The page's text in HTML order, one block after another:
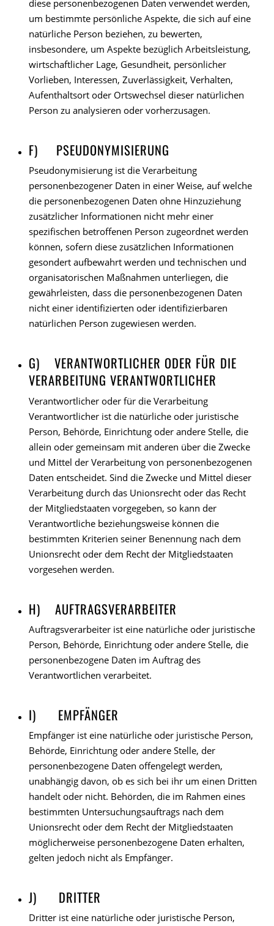
diese personenbezogenen Daten verwendet werden,
um bestimmte persönliche Aspekte, die sich auf eine
natürliche Person beziehen, zu bewerten,
insbesondere, um Aspekte bezüglich Arbeitsleistung,
wirtschaftlicher Lage, Gesundheit, persönlicher
Vorlieben, Interessen, Zuverlässigkeit, Verhalten,
Aufenthaltsort oder Ortswechsel dieser natürlichen
Person zu analysieren oder vorherzusagen.
F) PSEUDONYMISIERUNG
Pseudonymisierung ist die Verarbeitung
personenbezogener Daten in einer Weise, auf welche
die personenbezogenen Daten ohne Hinzuziehung
zusätzlicher Informationen nicht mehr einer
spezifischen betroffenen Person zugeordnet werden
können, sofern diese zusätzlichen Informationen
gesondert aufbewahrt werden und technischen und
organisatorischen Maßnahmen unterliegen, die
gewährleisten, dass die personenbezogenen Daten
nicht einer identifizierten oder identifizierbaren
natürlichen Person zugewiesen werden.
G) VERANTWORTLICHER ODER FÜR DIE
VERARBEITUNG VERANTWORTLICHER
Verantwortlicher oder für die Verarbeitung
Verantwortlicher ist die natürliche oder juristische
Person, Behörde, Einrichtung oder andere Stelle, die
allein oder gemeinsam mit anderen über die Zwecke
und Mittel der Verarbeitung von personenbezogenen
Daten entscheidet. Sind die Zwecke und Mittel dieser
Verarbeitung durch das Unionsrecht oder das Recht
der Mitgliedstaaten vorgegeben, so kann der
Verantwortliche beziehungsweise können die
bestimmten Kriterien seiner Benennung nach dem
Unionsrecht oder dem Recht der Mitgliedstaaten
vorgesehen werden.
H) AUFTRAGSVERARBEITER
Auftragsverarbeiter ist eine natürliche oder juristische
Person, Behörde, Einrichtung oder andere Stelle, die
personenbezogene Daten im Auftrag des
Verantwortlichen verarbeitet.
I) EMPFÄNGER
Empfänger ist eine natürliche oder juristische Person,
Behörde, Einrichtung oder andere Stelle, der
personenbezogene Daten offengelegt werden,
unabhängig davon, ob es sich bei ihr um einen Dritten
handelt oder nicht. Behörden, die im Rahmen eines
bestimmten Untersuchungsauftrags nach dem
Unionsrecht oder dem Recht der Mitgliedstaaten
möglicherweise personenbezogene Daten erhalten,
gelten jedoch nicht als Empfänger.
J) DRITTER
Dritter ist eine natürliche oder juristische Person,